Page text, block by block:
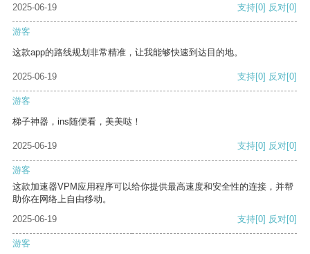
2025-06-19
支持[0] 反对[0]
游客
这款app的路线规划非常精准，让我能够快速到达目的地。
2025-06-19 支持[0] 反对[0]
游客
梯子神器，ins随便看，美美哒！
2025-06-19 支持[0] 反对[0]
游客
这款加速器VPM应用程序可以给你提供最高速度和安全性的连接，并帮
助你在网络上自由移动。
2025-06-19
支持[0] 反对[0]
游客